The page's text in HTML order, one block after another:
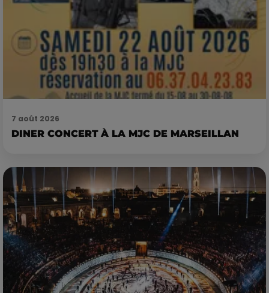
7 août 2026
DINER CONCERT À LA MJC DE MARSEILLAN